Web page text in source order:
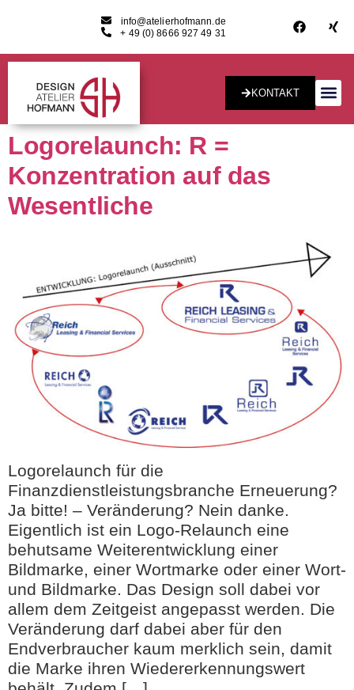
info@atelierhofmann.de
+ 49 (0) 8666 927 49 31
KONTAKT
Logorelaunch: R =
Konzentration auf das
Wesentliche
Logorelaunch für die
Finanzdienstleistungsbranche Erneuerung?
Ja bitte! – Veränderung? Nein danke.
Eigentlich ist ein Logo-Relaunch eine
behutsame Weiterentwicklung einer
Bildmarke, einer Wortmarke oder einer Wort-
und Bildmarke. Das Design soll dabei vor
allem dem Zeitgeist angepasst werden. Die
Veränderung darf dabei aber für den
Endverbraucher kaum merklich sein, damit
die Marke ihren Wiedererkennungswert